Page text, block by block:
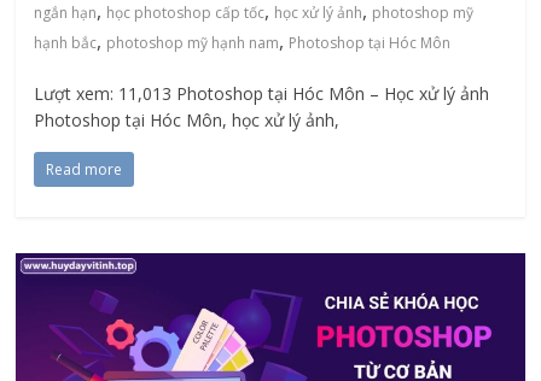
ngắn hạn, học photoshop cấp tốc, học xử lý ảnh, photoshop mỹ
hạnh bắc, photoshop mỹ hạnh nam, Photoshop tại Hóc Môn
Lượt xem: 11,013 Photoshop tại Hóc Môn – Học xử lý ảnh
Photoshop tại Hóc Môn, học xử lý ảnh,
Read more